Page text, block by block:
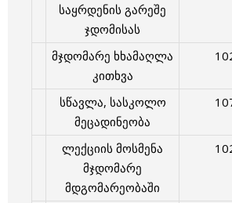
საყრდენის გარეშე
ჯდომისას
მჯდომარე ხხამაღლა
კითხვა
სწავლა, სასკოლო
მეცადინეობა
ლექციის მოსმენა
მჯდომარე
მდგომარეობაში